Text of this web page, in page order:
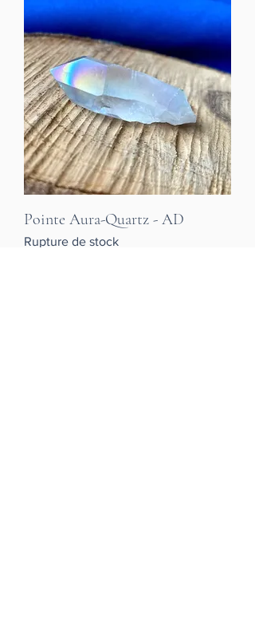
Pointe Aura-Quartz - AD
Rupture de stock